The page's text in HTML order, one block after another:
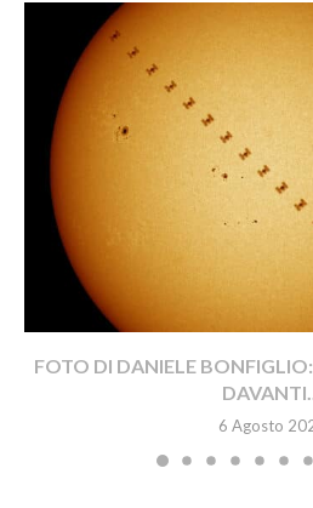
FOTO DI DANIELE
DAVANTI...
6 Agosto